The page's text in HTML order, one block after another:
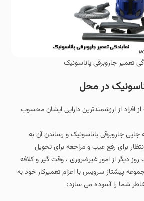
تعمیر جاروبرقی پاناسونیک
در محل
افراد از ارزشمندترین دارایی ایشان محسوب
جایی جاروبرقی پاناسونیک و رساندن آن به
برای رفع عیب و مراجعه برای تحویل
روز دیگر از امور غیرضروری ، وقت گیر و کلافه
پیشتاز سرویس با اعزام تعمیرکار خود به